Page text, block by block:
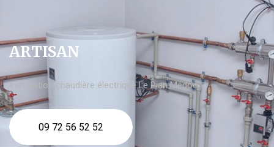
ARTISAN
Installation chaudière électrique Le Pian Médoc
09 72 56 52 52